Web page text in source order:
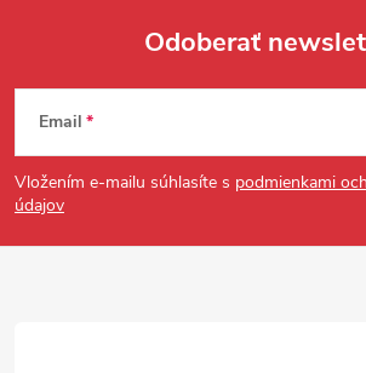
Zápätie
Odoberať
Email
Vložením e-mailu súhlasíte s podmienkami
údajov